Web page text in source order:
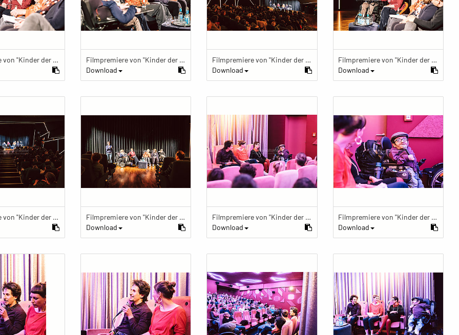
Filmpremiere von "Kinder der Utopie" Kinder der Utopie Premiere
Filmpremiere von "Kinder der Utopie" Kinder der Utopie Premiere
Download
Filmpremiere von "Kinder der Utopie" Kinder der Utopie Premiere
Download
Filmpremiere von "Kinder der Utopie" Kinder der Utopie Premiere
Download
Filmpremiere von "Kinder der Utopie" Kinder der Utopie Premiere
Filmpremiere von "Kinder der Utopie" Kinder der Utopie Premiere
Download
Filmpremiere von "Kinder der Utopie" Kinder der Utopie Premiere
Download
Filmpremiere von "Kinder der Utopie" Kinder der Utopie Premiere
Download